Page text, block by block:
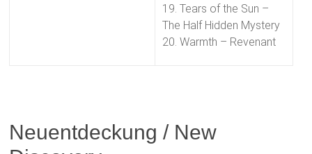
19. Tears of the Sun –
The Half Hidden Mystery
20. Warmth – Revenant
Neuentdeckung / New